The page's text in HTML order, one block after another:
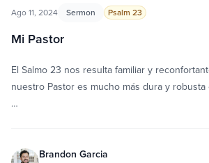
Ago 11, 2024 Sermon Psalm 23
Mi Pastor
El Salmo 23 nos resulta familiar y
nuestro Pastor es mucho más dura y
…
Brandon Garcia